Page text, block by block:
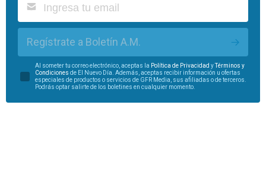
Regístrate a Boletín A.M.
Al someter tu correo electrónico, aceptas la Política de Privacidad y
Términos y
Condiciones de El Nuevo Día. Además, aceptas recibir información u ofertas
especiales de productos o servicios de GFR Media, sus afiliadas o de terceros.
Podrás optar salirte de los boletines en cualquier momento.